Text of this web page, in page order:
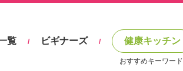
覧 / ビギナーズ / 健康キッチン
おすすめキーワード